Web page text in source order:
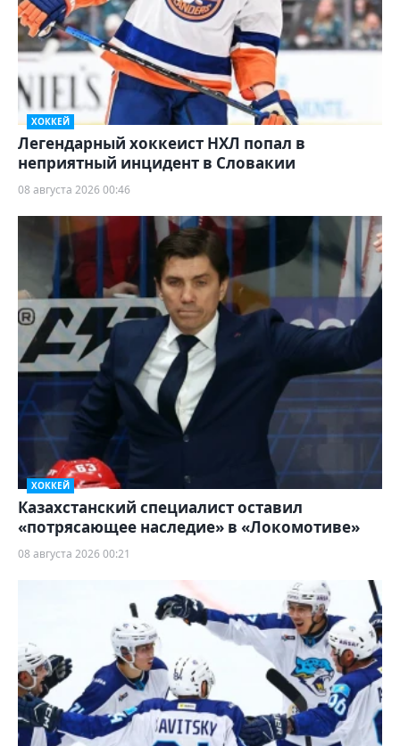
ХОККЕЙ
Легендарный хоккеист НХЛ попал в
неприятный инцидент в Словакии
08 августа 2026 00:46
ХОККЕЙ
Казахстанский специалист оставил
«потрясающее наследие» в «Локомотиве»
08 августа 2026 00:21